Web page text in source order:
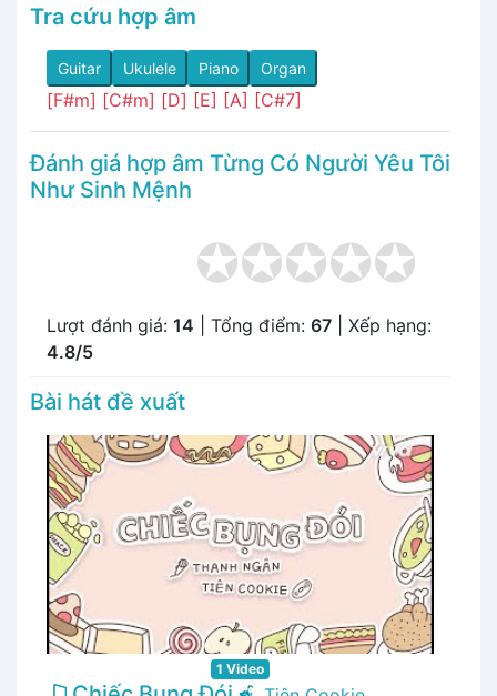
Tra cứu hợp âm
Guitar Ukulele Piano Organ
[F#m] [C#m] [D] [E] [A] [C#7]
Đánh giá hợp âm Từng Có Người Yêu Tôi
Như Sinh Mệnh
Lượt đánh giá: 14 | Tổng điểm: 67 | Xếp hạng:
4.8/5
Bài hát đề xuất
1 Video